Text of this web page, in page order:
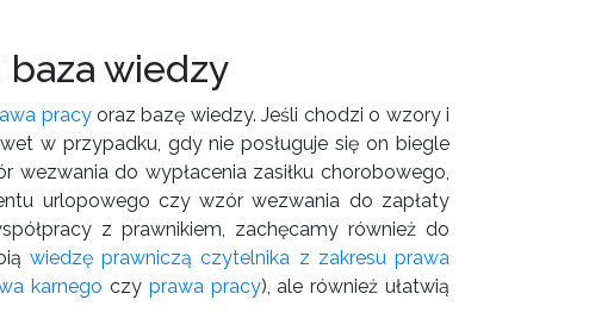
wiedzy
pracyoraz bazę wiedzy. Jeśli chodzi o wzory i
w przypadku, gdy nie posługuje się on biegle
do wypłacenia zasiłku chorobowego,
urlopowego czy wzór wezwania do zapłaty
z prawnikiem, zachęcamy również do
wiedzę prawniczą czytelnika z zakresu prawa
karnego czy prawa pracy), ale również ułatwią